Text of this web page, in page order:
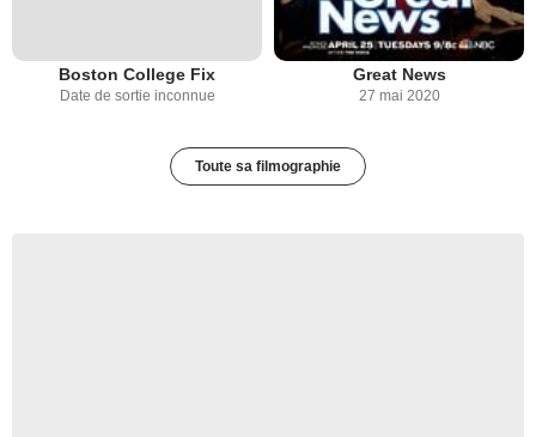
Boston College Fix
Date de sortie inconnue
Great News
27 mai 2020
Toute sa filmographie